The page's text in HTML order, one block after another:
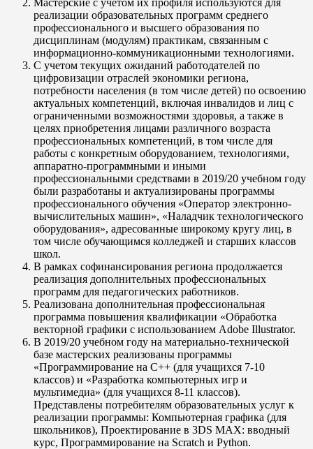
Мастерские с учетом их профиля используются для
реализации образовательных программ среднего
профессионального и высшего образования по
дисциплинам (модулям) практикам, связанным с
информационно-коммуникационными технологиями.
С учетом текущих ожиданий работодателей по
цифровизации отраслей экономики региона,
потребности населения (в том числе детей) по освоению
актуальных компетенций, включая инвалидов и лиц с
ограниченными возможностями здоровья, а также в
целях приобретения лицами различного возраста
профессиональных компетенций, в том числе для
работы с конкретным оборудованием, технологиями,
аппаратно-программными и иными
профессиональными средствами в 2019/20 учебном году
были разработаны и актуализированы программы
профессионального обучения «Оператор электронно-
вычислительных машин», «Наладчик технологического
оборудования», адресованные широкому кругу лиц, в
том числе обучающимся колледжей и старших классов
школ.
В рамках софинансирования региона продолжается
реализация дополнительных профессиональных
программ для педагогических работников.
Реализована дополнительная профессиональная
программа повышения квалификации «Обработка
векторной графики с использованием Adobe Illustrator.
В 2019/20 учебном году на материально-технической
базе мастерских реализованы программы
«Программирование на С++ (для учащихся 7-10
классов) и «Разработка компьютерных игр и
мультимедиа» (для учащихся 8-11 классов).
Представлены потребителям образовательных услуг к
реализации программы: Компьютерная графика (для
школьников), Проектирование в 3DS МАХ: вводный
курс, Программирование на Scratch и Python.